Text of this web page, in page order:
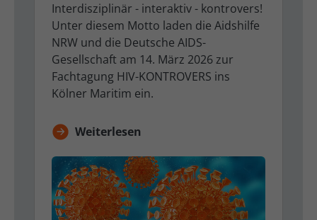
Interdisziplinär - interaktiv - kontrovers!
Unter diesem Motto laden die Aidshilfe
NRW und die Deutsche AIDS-
Gesellschaft am 14. März 2026 zur
Fachtagung HIV-KONTROVERS ins
Kölner Maritim ein.
Weiterlesen